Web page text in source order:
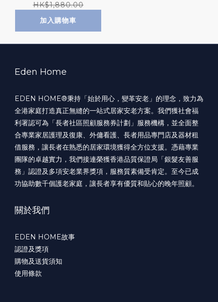
HK$1,880.00
加入購物車
Eden Home
EDEN HOME®️秉持「始於用心，變革安老」的理念，致力為
全港家庭打造真正無縫的一站式居家安老方案。我們獲社會福
利署認可為「長者社區照顧服務券計劃」服務機構，並全面整
合專業家居護理及復康、外傭看護、長者用品專門店及器材租
借服務，讓長者在熟悉的居家環境獲得全方位支援。憑藉專業
團隊的卓越實力，我們接連榮獲香港品質保證局「銀髮友善服
務」認證及多項安老業界獎項，服務質素備受肯定。至今已成
功協助數千個護老家庭，讓長者享有優質和貼心的晚年照顧。
關於我們
EDEN HOME故事
認證及獎項
購物及送貨須知
使用條款